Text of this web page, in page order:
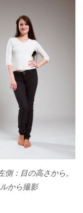
：目の高さから。
から撮影